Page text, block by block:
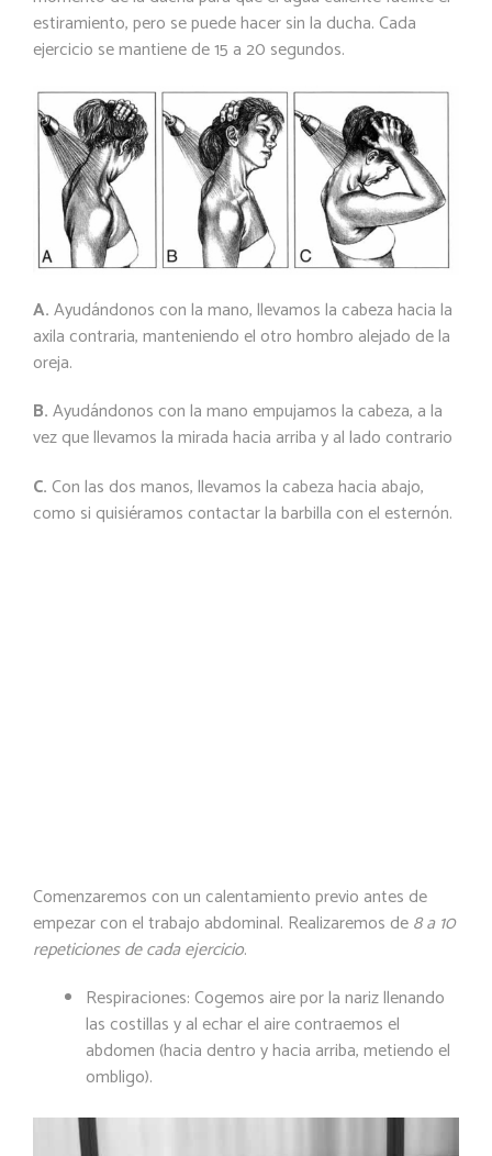
estiramiento, pero se puede hacer sin la ducha. Cada
ejercicio se mantiene de 15 a 20 segundos.
A.Ayudándonos con la mano, llevamos la cabeza hacia la
axila contraria, manteniendo el otro hombro alejado de la
oreja.
B.Ayudándonos con la mano empujamos la cabeza, a la
vez que llevamos la mirada hacia arriba y al lado contrario
C.Con las dos manos, llevamos la cabeza hacia abajo,
como si quisiéramos contactar la barbilla con el esternón.
Comenzaremos con un calentamientoprevio antes de
empezar con el trabajo abdominal. Realizaremos de8 a 10
repeticiones de cada ejercicio.
Respiraciones: Cogemos aire por la nariz llenando
las costillas y al echar el aire contraemos el
abdomen (hacia dentro y hacia arriba, metiendo el
ombligo).